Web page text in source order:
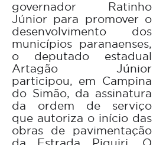
governador Ratinho
Júnior para promover o
desenvolvimento dos
municípios paranaenses,
o deputado estadual
Artagão Júnior
participou, em Campina
do Simão, da assinatura
da ordem de serviço
que autoriza o início das
obras de pavimentação